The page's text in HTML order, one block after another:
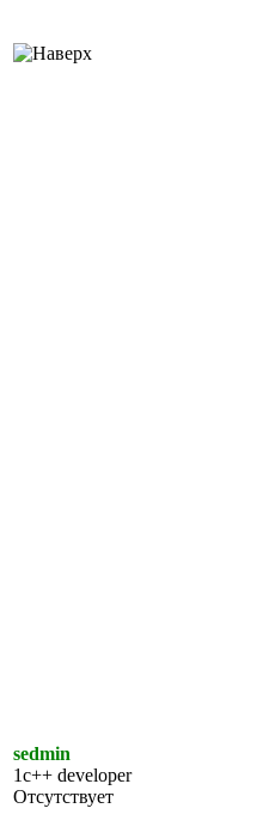
sedmin
1c++ developer
Отсутствует